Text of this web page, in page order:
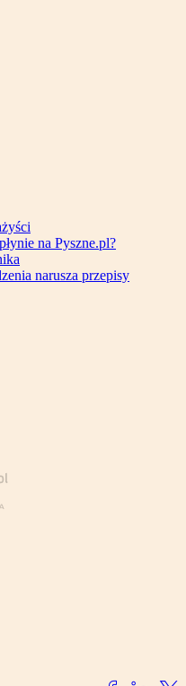
na Pyszne.pl?
narusza przepisy